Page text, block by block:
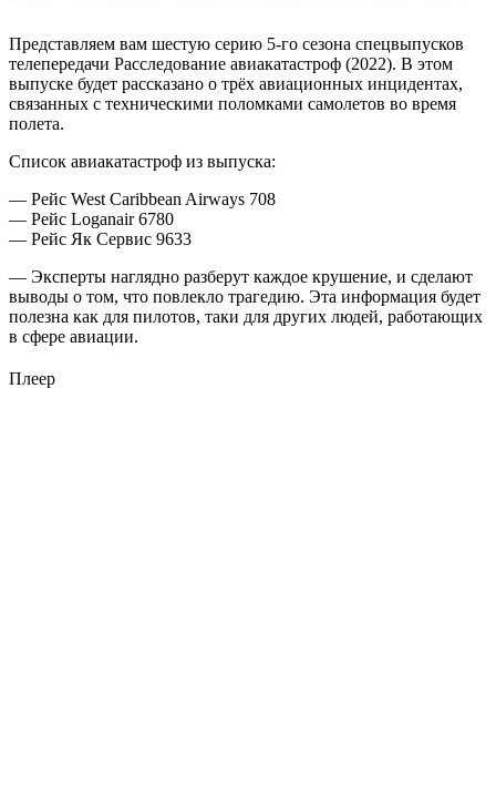
Представляем вам шестую серию 5-го сезона спецвыпусков
телепередачи Расследование авиакатастроф (2022). В этом
выпуске будет рассказано о трёх авиационных инцидентах,
связанных с техническими поломками самолетов во время
полета.
Список авиакатастроф из выпуска:
— Рейс West Caribbean Airways 708
— Рейс Loganair 6780
— Рейс Як Сервис 9633
— Эксперты наглядно разберут каждое крушение, и сделают
выводы о том, что повлекло трагедию. Эта информация будет
полезна как для пилотов, таки для других людей, работающих
в сфере авиации.
Плеер